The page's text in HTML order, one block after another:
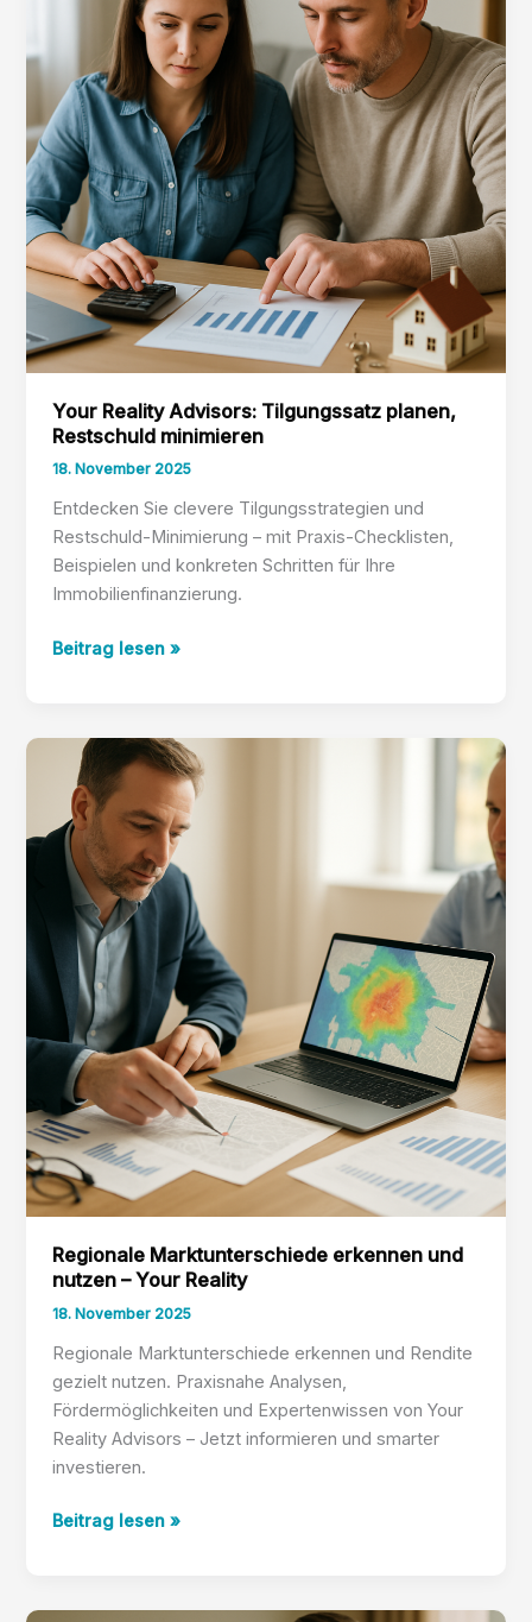
Your Reality Advisors: Tilgungssatz planen,
Restschuld minimieren
18. November 2025
Entdecken Sie clevere Tilgungsstrategien und
Restschuld-Minimierung – mit Praxis-Checklisten,
Beispielen und konkreten Schritten für Ihre
Immobilienfinanzierung.
Your
Tilgungssatz
planen,
Restschuld
minimieren
Beitrag lesen »
Regionale Marktunterschiede erkennen und
nutzen – Your Reality
18. November 2025
Regionale Marktunterschiede erkennen und Rendite
gezielt nutzen. Praxisnahe Analysen,
Fördermöglichkeiten und Expertenwissen von Your
Reality Advisors – Jetzt informieren und smarter
investieren.
Regionale
und
Beitrag lesen »